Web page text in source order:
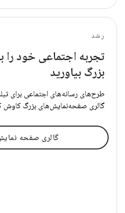
رشد
تجربه اجتماعی خود را
بزرگ بیاورید
طرح‌های رسانه‌های اجتماعی برای
گالری صفحه‌نمایش‌های بزرگ کاوش
گالری صفحه